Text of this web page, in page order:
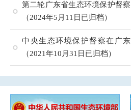
第二轮广东省生态环境保护督察
（2024年5月11日已归档）
中央生态环境保护督察在广东
（2021年10月31日已归档）